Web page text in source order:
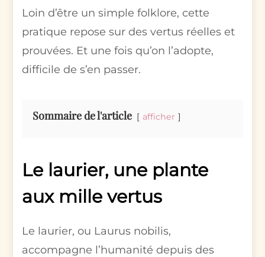
Loin d’être un simple folklore, cette
pratique repose sur des vertus réelles et
prouvées. Et une fois qu’on l’adopte,
difficile de s’en passer.
Sommaire de l'article afficher
Le laurier, une plante
aux mille vertus
Le laurier, ou Laurus nobilis,
accompagne l’humanité depuis des